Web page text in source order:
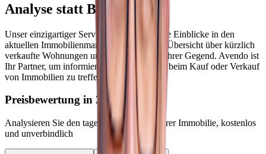
Analyse statt Bauchgefühl.
Unser einzigartiger Service liefert detaillierte Einblicke in den
aktuellen Immobilienmarkt, inklusive einer Übersicht über kürzlich
verkaufte Wohnungen und deren Preise in Ihrer Gegend. Avendo ist
Ihr Partner, um informierte Entscheidungen beim Kauf oder Verkauf
von Immobilien zu treffen.
Preisbewertung in 3 Minuten!
Analysieren Sie den tagesaktuellen Wert Ihrer Immobilie, kostenlos
und unverbindlich